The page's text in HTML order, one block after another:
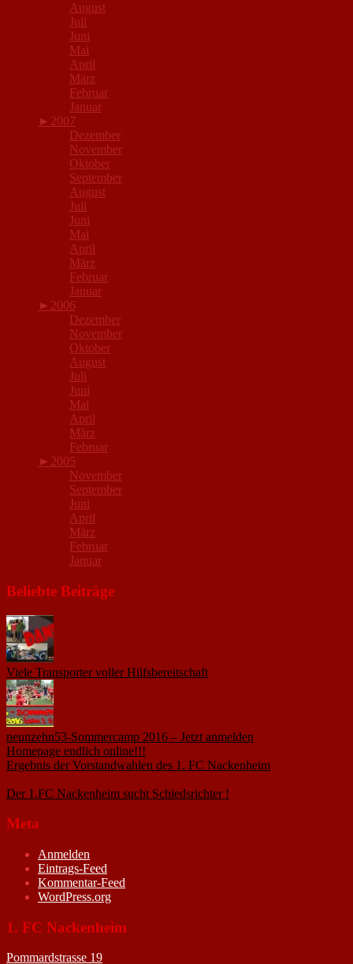
August
Juli
Juni
Mai
April
März
Februar
Januar
► 2007
Dezember
November
Oktober
September
August
Juli
Juni
Mai
April
März
Februar
Januar
► 2006
Dezember
November
Oktober
August
Juli
Juni
Mai
April
März
Februar
► 2005
November
September
Juni
April
März
Februar
Januar
Beliebte Beiträge
Viele Transporter voller Hilfsbereitschaft
neunzehn53-Sommercamp 2016 – Jetzt anmelden
Homepage endlich online!!!
Ergebnis der Vorstandwahlen des 1. FC Nackenheim
Der 1.FC Nackenheim sucht Schiedsrichter !
Meta
Anmelden
Eintrags-Feed
Kommentar-Feed
WordPress.org
1. FC Nackenheim
Pommardstrasse 19